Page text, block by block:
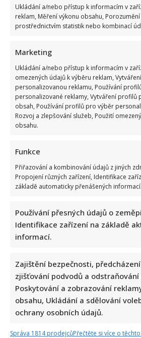
Ukládání a/nebo přístup k informacím v
reklam, Měření výkonu obsahu,
prostřednictvím statistik nebo kombinací
Marketing
Ukládání a/nebo přístup k informacím v
omezených údajů k výběru reklam,
personalizovanou reklamu, Používání
personalizované reklamy, Vytváření profilů
obsah, Používání profilů pro výběr
Rozvoj a zlepšování služeb, Použití
obsahu.
Funkce
Přiřazování a kombinování údajů z jiných
Propojení různých zařízení, Identifikace
základě automaticky přenášených informací.
Používání přesných údajů o
Identifikace zařízení na základě
informací.
Zajištění bezpečnosti,
zjišťování podvodů a odstraňování
Poskytování a zobrazování
obsahu, Ukládání a sdělování
ochrany osobních údajů.
Správa 1814 prodejcůPřečtěte si více o
žije
Zuzana
Čaputová:
Tráví
rodinou,
nedávno
sdílel
fotku
z
festivalu